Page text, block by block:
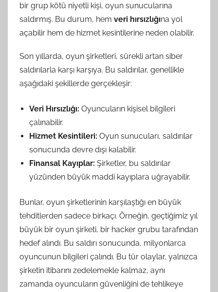
bir grup kötü niyetli kişi, oyun sunucularına
saldırmış. Bu durum, hem veri hırsızlığına yol
açabilir hem de hizmet kesintilerine neden olabilir.
Son yıllarda, oyun şirketleri, sürekli artan siber
saldırılarla karşı karşıya. Bu saldırılar, genellikle
aşağıdaki şekillerde gerçekleşir:
Veri Hırsızlığı: Oyuncuların kişisel bilgileri
çalınabilir.
Hizmet Kesintileri: Oyun sunucuları, saldırılar
sonucunda devre dışı kalabilir.
Finansal Kayıplar: Şirketler, bu saldırılar
yüzünden büyük maddi kayıplara uğrayabilir.
Bunlar, oyun şirketlerinin karşılaştığı en büyük
tehditlerden sadece birkaçı. Örneğin, geçtiğimiz yıl
büyük bir oyun şirketi, bir hacker grubu tarafından
hedef alındı. Bu saldırı sonucunda, milyonlarca
oyuncunun bilgileri çalındı. Bu tür olaylar, yalnızca
şirketin itibarını zedelemekle kalmaz, aynı
zamanda oyuncuların güvenliğini de tehlikeye